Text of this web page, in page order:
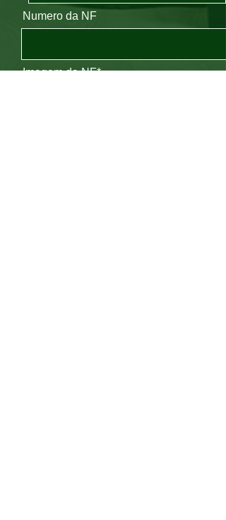
Numero da NF
Imagem da NF*